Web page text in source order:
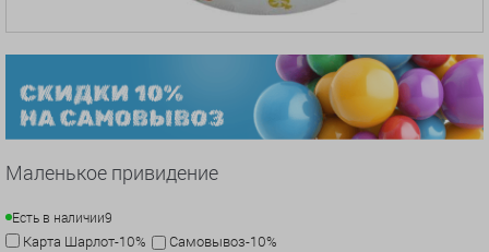
Маленькое привидение
Есть в наличии9
Карта Шарлот-10% Самовывоз-10%